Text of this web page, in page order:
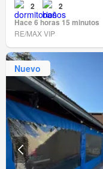
2
2
Hace 6 horas 15 minutos
RE/MAX VIP
Nuevo